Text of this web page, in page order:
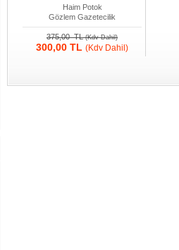
Haim Potok
Gözlem Gazetecilik
375,00 TL(Kdv Dahil)
300,00 TL(Kdv Dahil)